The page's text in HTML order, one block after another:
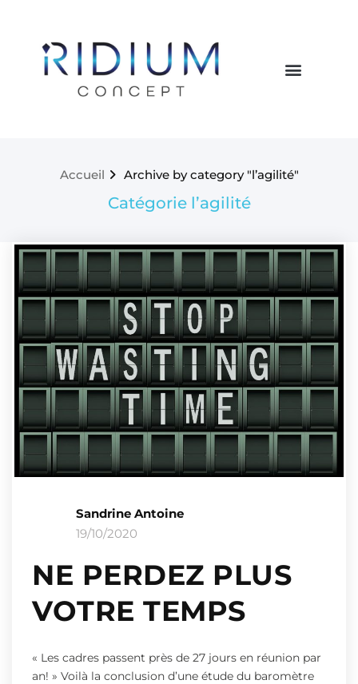
Accueil Archive by category "l’agilité"
Catégorie l’agilité
Sandrine Antoine
19/10/2020
NE PERDEZ PLUS
VOTRE TEMPS
« Les cadres passent près de 27 jours en réunion par
an! » Voilà la conclusion d’une étude du baromètre